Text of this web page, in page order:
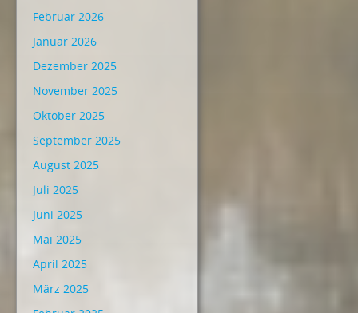
Februar 2026
Januar 2026
Dezember 2025
November 2025
Oktober 2025
September 2025
August 2025
Juli 2025
Juni 2025
Mai 2025
April 2025
März 2025